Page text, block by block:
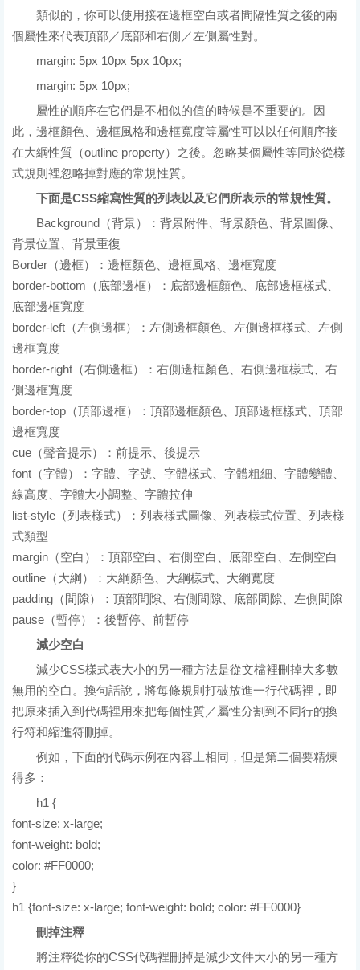
類似的，你可以使用接在邊框空白或者間隔性質之後的兩
個屬性來代表頂部／底部和右側／左側屬性對。
margin: 5px 10px 5px 10px;
margin: 5px 10px;
屬性的順序在它們是不相似的值的時候是不重要的。因
此，邊框顏色、邊框風格和邊框寬度等屬性可以以任何順序接
在大綱性質（outline property）之後。忽略某個屬性等同於從樣
式規則裡忽略掉對應的常規性質。
下面是CSS縮寫性質的列表以及它們所表示的常規性質。
Background（背景）：背景附件、背景顏色、背景圖像、
背景位置、背景重復
Border（邊框）：邊框顏色、邊框風格、邊框寬度
border-bottom（底部邊框）：底部邊框顏色、底部邊框樣式、
底部邊框寬度
border-left（左側邊框）：左側邊框顏色、左側邊框樣式、左側
邊框寬度
border-right（右側邊框）：右側邊框顏色、右側邊框樣式、右
側邊框寬度
border-top（頂部邊框）：頂部邊框顏色、頂部邊框樣式、頂部
邊框寬度
cue（聲音提示）：前提示、後提示
font（字體）：字體、字號、字體樣式、字體粗細、字體變體、
線高度、字體大小調整、字體拉伸
list-style（列表樣式）：列表樣式圖像、列表樣式位置、列表樣
式類型
margin（空白）：頂部空白、右側空白、底部空白、左側空白
outline（大綱）：大綱顏色、大綱樣式、大綱寬度
padding（間隙）：頂部間隙、右側間隙、底部間隙、左側間隙
pause（暫停）：後暫停、前暫停
減少空白
減少CSS樣式表大小的另一種方法是從文檔裡刪掉大多數
無用的空白。換句話說，將每條規則打破放進一行代碼裡，即
把原來插入到代碼裡用來把每個性質／屬性分割到不同行的換
行符和縮進符刪掉。
例如，下面的代碼示例在內容上相同，但是第二個要精煉
得多：
h1 {
font-size: x-large;
font-weight: bold;
color: #FF0000;
}
h1 {font-size: x-large; font-weight: bold; color: #FF0000}
刪掉注釋
將注釋從你的CSS代碼裡刪掉是減少文件大小的另一種方